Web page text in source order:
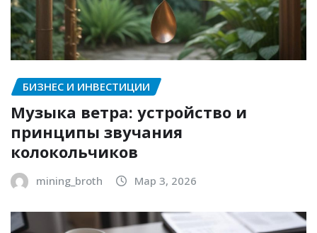
БИЗНЕС И ИНВЕСТИЦИИ
Музыка ветра: устройство и
принципы звучания
колокольчиков
mining_broth Мар 3, 2026